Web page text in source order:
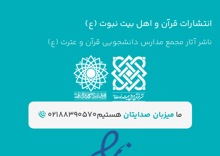
انتشارات قرآن و اهل بیت نبوت (ع)
ناشر آثار مجمع مدارس دانشجویی قرآن و عترت (ع)
ما میزبان صدایتان هستیم02188390570